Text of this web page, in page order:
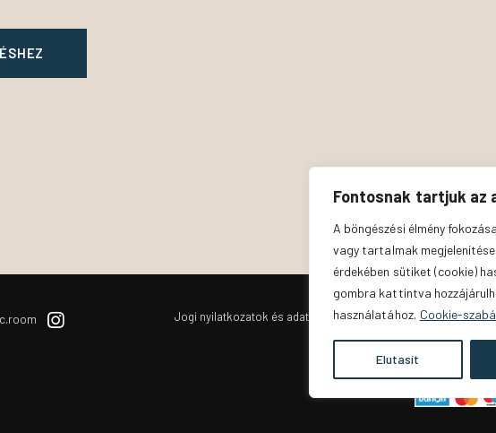
Fontosnak tartjuk az
A böngészési élmény
vagy tartalmak
érdekében sütiket (cookie)
gombra kattintva
használatához. Cookie-
Elutasít
Jogi nyilatkozatok és adatvédelem The Zodiac